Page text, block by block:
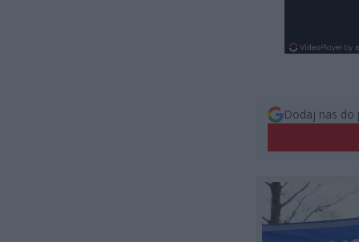
Dodaj nas do